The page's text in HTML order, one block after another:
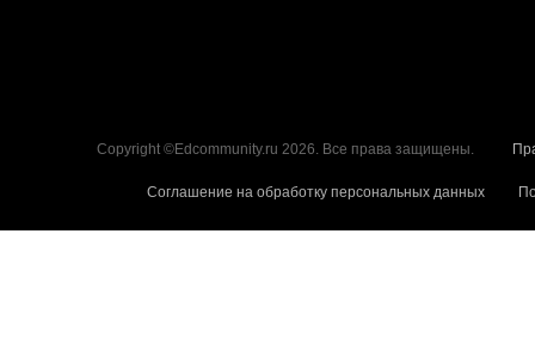
Copyright ©Edcommunity.ru 2026. Все права защищены.
Соглашение на обработку персональных данных